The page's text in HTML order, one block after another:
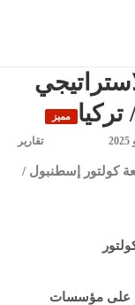
تقارير
على مؤسسات